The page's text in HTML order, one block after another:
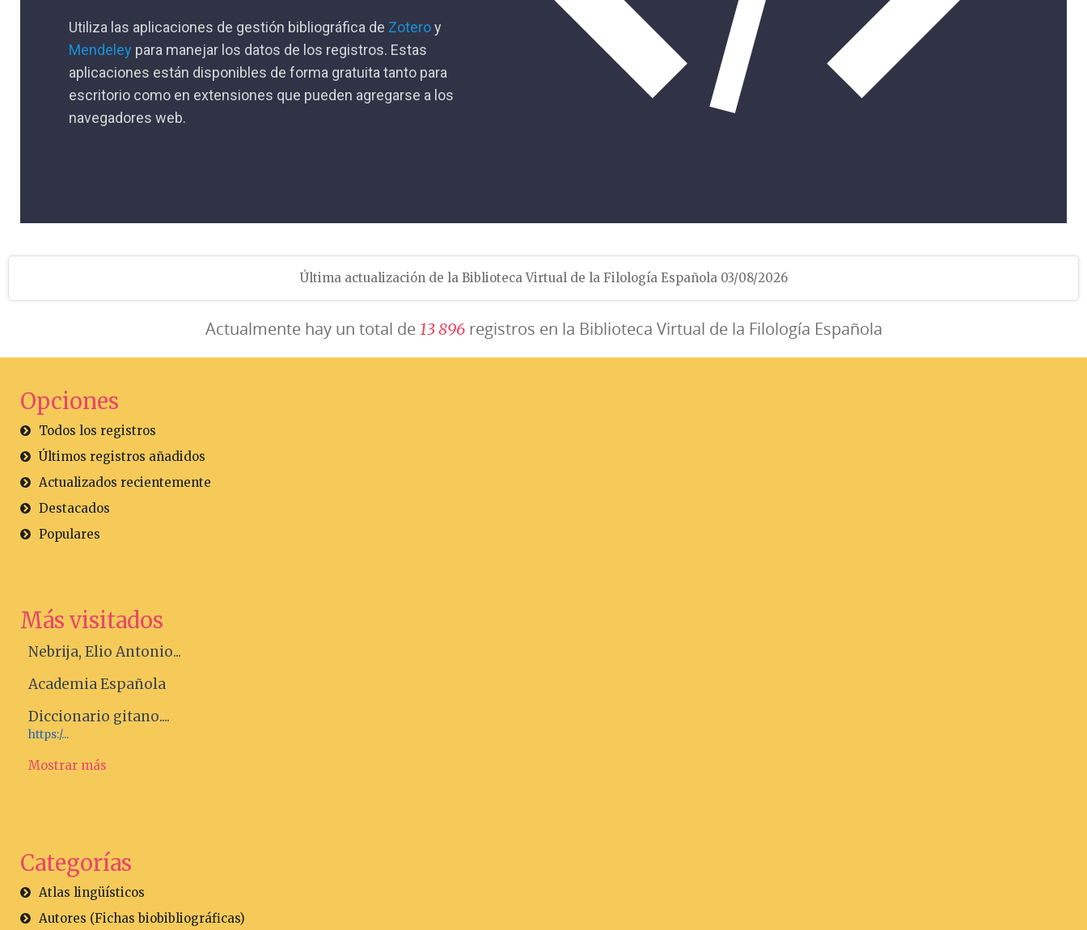
Utiliza las aplicaciones de gestión bibliográfica de Zoteroy
Mendeley para manejar los datos de los registros. Estas
aplicaciones están disponibles de forma gratuita tanto para
escritorio como en extensiones que pueden agregarse a los
navegadores web.
Última actualización de la Biblioteca Virtual de la Filología Española 03/08/2026
Actualmente hay un total de 13896registros en la Biblioteca Virtual de la Filología Española
Opciones
Todos los registros
Últimos registros añadidos
Actualizados recientemente
Destacados
Populares
Más visitados
Nebrija, Elio Antonio...
Academia Española
Diccionario gitano....
https:/...
Mostrar más
Categorías
Atlas lingüísticos
Autores (Fichas biobibliográficas)